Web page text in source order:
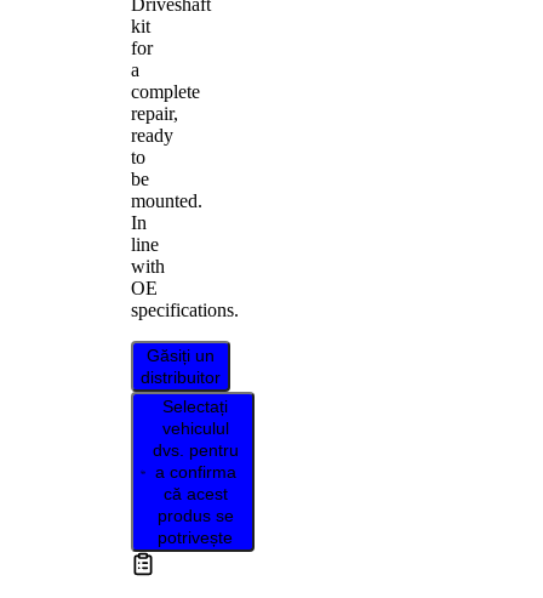
kit
for
a
complete
repair,
ready
to
be
mounted.
In
line
with
OE
specifications.
Găsiți un
distribuitor
Selectați
vehiculul
dvs. pentru
a confirma
că acest
produs se
potrivește